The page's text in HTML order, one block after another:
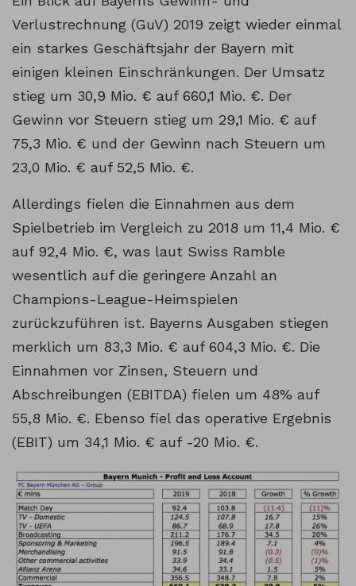
Verlustrechnung (GuV) 2019 zeigt wieder einmal
ein starkes Geschäftsjahr der Bayern mit
einigen kleinen Einschränkungen. Der Umsatz
stieg um 30,9 Mio. € auf 660,1 Mio. €. Der
Gewinn vor Steuern stieg um 29,1 Mio. € auf
75,3 Mio. € und der Gewinn nach Steuern um
23,0 Mio. € auf 52,5 Mio. €.
Allerdings fielen die Einnahmen aus dem
Spielbetrieb im Vergleich zu 2018 um 11,4 Mio. €
auf 92,4 Mio. €, was laut Swiss Ramble
wesentlich auf die geringere Anzahl an
Champions-League-Heimspielen
zurückzuführen ist. Bayerns Ausgaben stiegen
merklich um 83,3 Mio. € auf 604,3 Mio. €. Die
Einnahmen vor Zinsen, Steuern und
Abschreibungen (EBITDA) fielen um 48% auf
55,8 Mio. €. Ebenso fiel das operative Ergebnis
(EBIT) um 34,1 Mio. € auf -20 Mio. €.